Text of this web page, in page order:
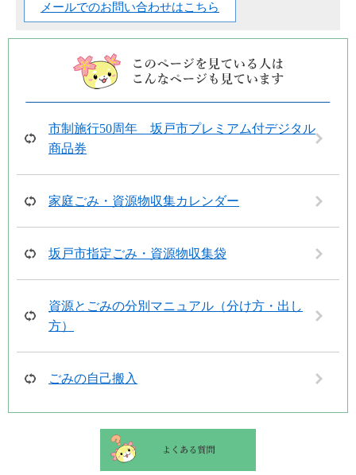
メールでのお問い合わせはこちら
市制施行50周年 坂戸市プレミアム付デジタル
商品券
家庭ごみ・資源物収集カレンダー
坂戸市指定ごみ・資源物収集袋
資源とごみの分別マニュアル（分け方・出し
方）
ごみの自己搬入